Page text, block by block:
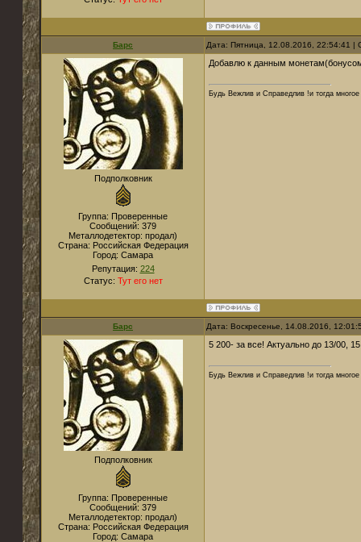
Барс Дата: Пятница, 12.08.2016, 22:54:41
Подполковник
Группа: Проверенные
Сообщений: 379
Металлодетектор: продал)
Страна: Российская Федерация
Город: Самара
Репутация: 224
Статус: Тут его нет
Добавлю к данным
Будь Вежлив и Справедлив !и тогда
Барс Дата: Воскресенье, 14.08.2016,
Подполковник
Группа: Проверенные
Сообщений: 379
Металлодетектор: продал)
Страна: Российская Федерация
Город: Самара
5 200- за все! Актуально до 13/00,
Будь Вежлив и Справедлив !и тогда